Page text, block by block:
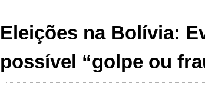
Eleições na Bolívia:
possível “golpe ou